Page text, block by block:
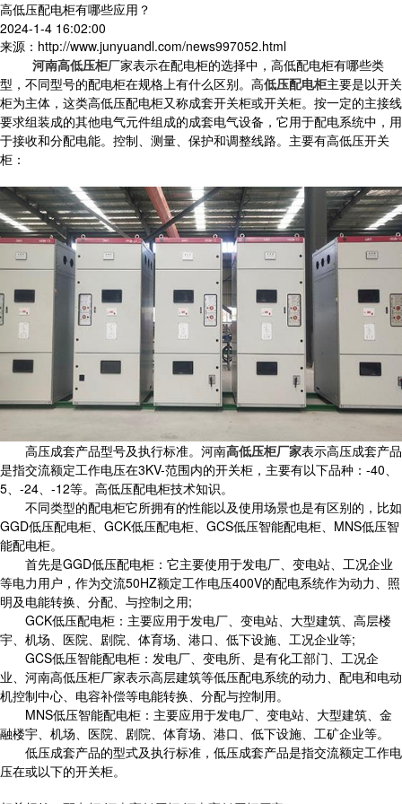
高低压配电柜有哪些应用？
2024-1-4 16:02:00
来源：http://www.junyuandl.com/news997052.html
河南高低压柜厂家表示在配电柜的选择中，高低配电柜有哪些类
型，不同型号的配电柜在规格上有什么区别。高低压配电柜主要是以开关
柜为主体，这类高低压配电柜又称成套开关柜或开关柜。按一定的主接线
要求组装成的其他电气元件组成的成套电气设备，它用于配电系统中，用
于接收和分配电能。控制、测量、保护和调整线路。主要有高低压开关
柜：
高压成套产品型号及执行标准。河南高低压柜厂家表示高压成套产品
是指交流额定工作电压在3KV-范围内的开关柜，主要有以下品种：-40、
5、-24、-12等。高低压配电柜技术知识。
不同类型的配电柜它所拥有的性能以及使用场景也是有区别的，比如
GGD低压配电柜、GCK低压配电柜、GCS低压智能配电柜、MNS低压智
能配电柜。
首先是GGD低压配电柜：它主要使用于发电厂、变电站、工况企业
等电力用户，作为交流50HZ额定工作电压400V的配电系统作为动力、照
明及电能转换、分配、与控制之用;
GCK低压配电柜：主要应用于发电厂、变电站、大型建筑、高层楼
宇、机场、医院、剧院、体育场、港口、低下设施、工况企业等;
GCS低压智能配电柜：发电厂、变电所、是有化工部门、工况企
业、河南高低压柜厂家表示高层建筑等低压配电系统的动力、配电和电动
机控制中心、电容补偿等电能转换、分配与控制用。
MNS低压智能配电柜：主要应用于发电厂、变电站、大型建筑、金
融楼宇、机场、医院、剧院、体育场、港口、低下设施、工矿企业等。
低压成套产品的型式及执行标准，低压成套产品是指交流额定工作电
压在或以下的开关柜。